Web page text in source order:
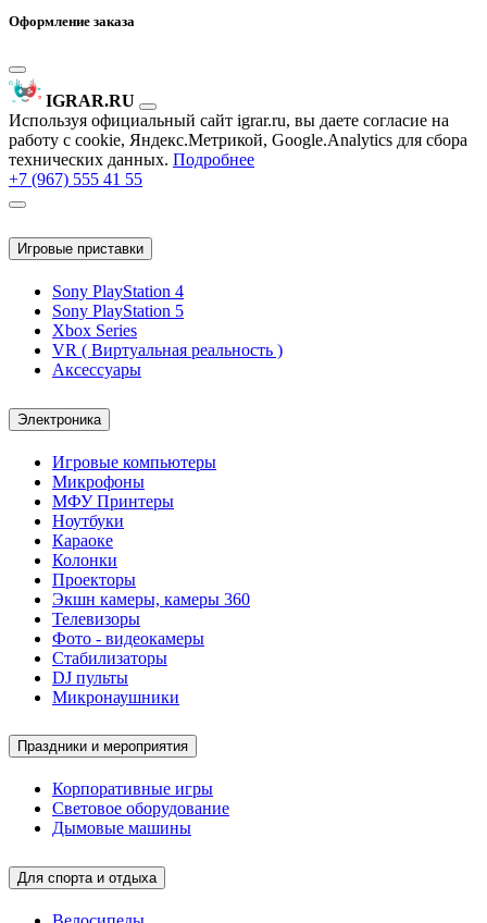
Оформление заказа
IGRAR.RU
Используя официальный сайт igrar.ru, вы даете согласие на
работу с cookie, Яндекс.Метрикой, Google.Analytics для сбора
технических данных. Подробнее
+7 (967) 555 41 55
Игровые приставки
Sony PlayStation 4
Sony PlayStation 5
Xbox Series
VR ( Виртуальная реальность )
Аксессуары
Электроника
Игровые компьютеры
Микрофоны
МФУ Принтеры
Ноутбуки
Караоке
Колонки
Проекторы
Экшн камеры, камеры 360
Телевизоры
Фото - видеокамеры
Стабилизаторы
DJ пульты
Микронаушники
Праздники и мероприятия
Корпоративные игры
Световое оборудование
Дымовые машины
Для спорта и отдыха